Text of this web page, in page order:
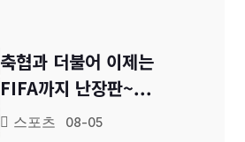
축협과 더불어 이제는
FIFA까지 난장판~...
스포츠 08-05